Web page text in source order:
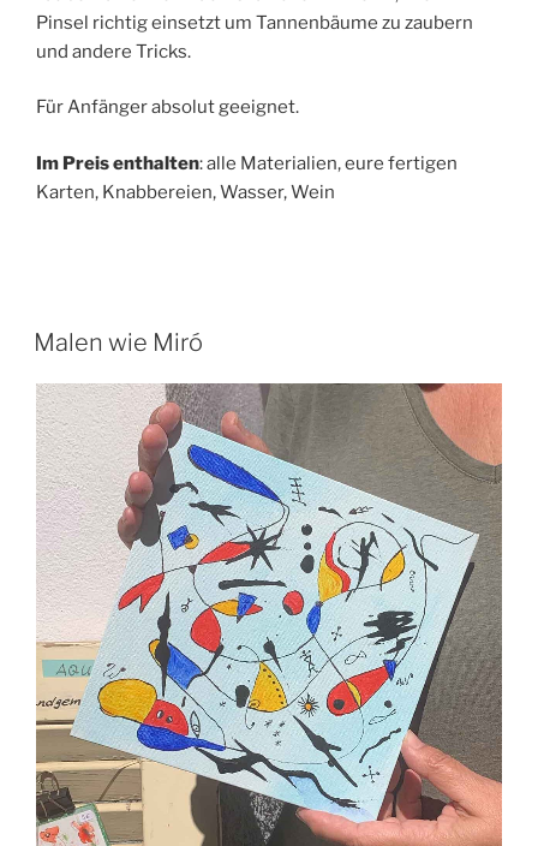
Pinsel richtig einsetzt um Tannenbäume zu zaubern
und andere Tricks.
Für Anfänger absolut geeignet.
Im Preis enthalten: alle Materialien, eure fertigen
Karten, Knabbereien, Wasser, Wein
Malen wie Miró